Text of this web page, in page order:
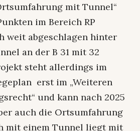
mit Tunnel“
im Bereich RP
weit abgeschlagen hinter
an der B 31 mit 32
steht allerdings im
erst im „Weiteren
und kann nach 2025
auch die Ortsumfahrung
mit einem Tunnel liegt mit